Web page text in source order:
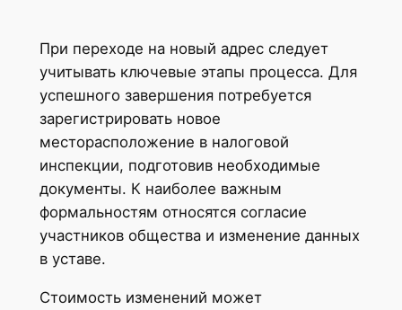
При переходе на новый адрес следует
учитывать ключевые этапы процесса. Для
успешного завершения потребуется
зарегистрировать новое
месторасположение в налоговой
инспекции, подготовив необходимые
документы. К наиболее важным
формальностям относятся согласие
участников общества и изменение данных
в уставе.
Стоимость изменений может